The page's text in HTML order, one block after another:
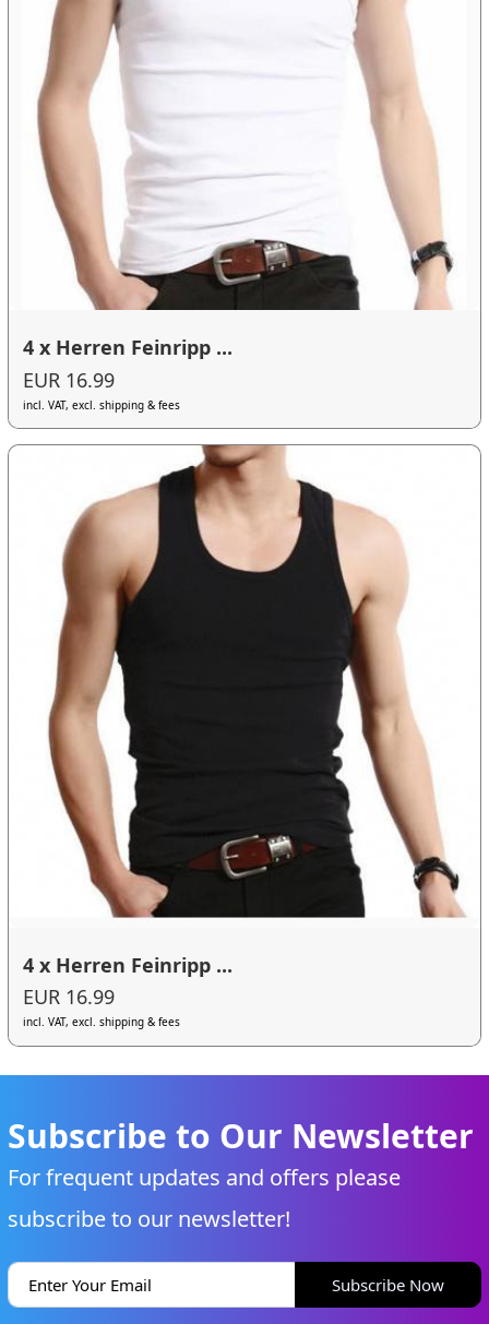
4 x Herren Feinripp ...
EUR 16.99
incl. VAT, excl. shipping & fees
4 x Herren Feinripp ...
EUR 16.99
incl. VAT, excl. shipping & fees
Subscribe to Our Newsletter
For frequent updates and offers please
subscribe to our newsletter!
Subscribe Now